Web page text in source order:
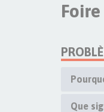
Que